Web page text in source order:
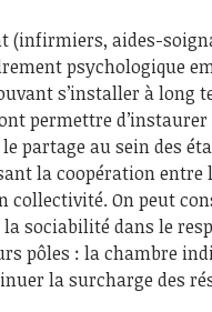
(infirmiers, aides-
psychologique
s’installer à long
permettre
partage au sein des
la coopération entre
collectivité. On peut
sociabilité dans le
pôles : la chambre
la surcharge des